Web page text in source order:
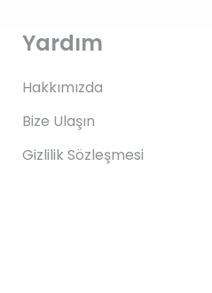
Yardım
Hakkımızda
Bize Ulaşın
Gizlilik Sözleşmesi